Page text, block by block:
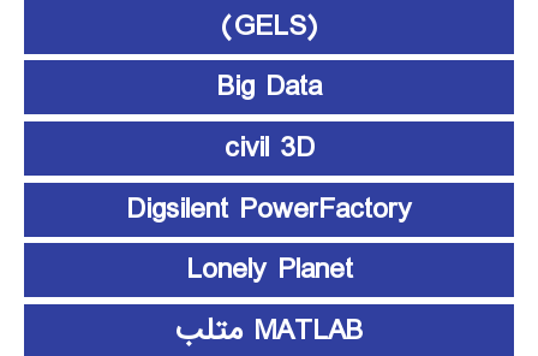
(GELS)
Big Data
civil 3D
Digsilent PowerFactory
Lonely Planet
MATLAB متلب